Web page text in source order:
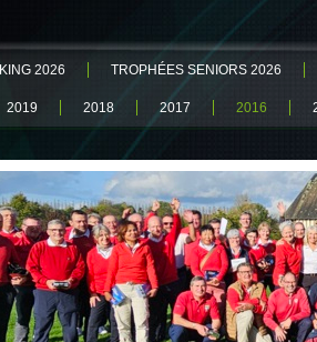
2026 TROPHÉES SENIORS 2026
2019 2018 2017 2016